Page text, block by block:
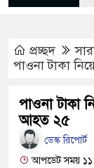
ছাড়াই মার্কিন
১০০ পরিবারকে নতুন
ছবি তুলে
প্রচ্ছদ
পাওনা টাকা
পাওনা টাকা
আহত ২৫
ডেস্ক রিপোর্ট
আপডেট সময়